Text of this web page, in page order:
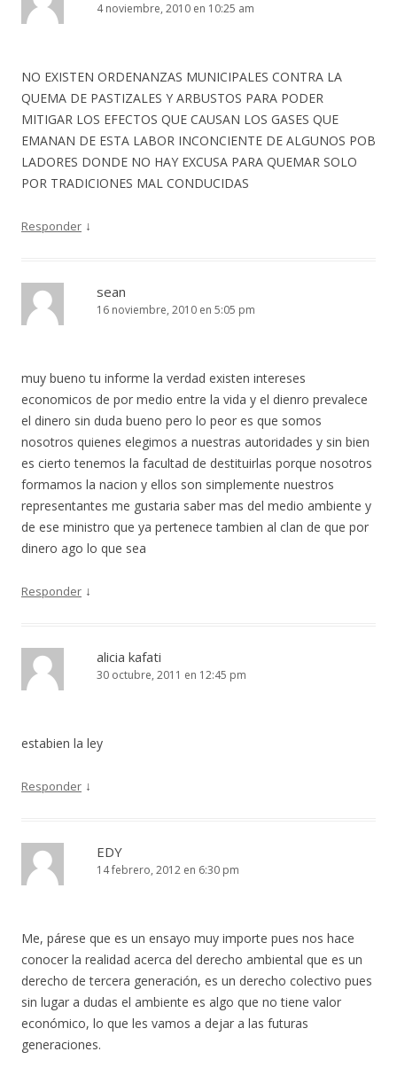
4 noviembre, 2010 en 10:25 am
NO EXISTEN ORDENANZAS MUNICIPALES CONTRA LA
QUEMA DE PASTIZALES Y ARBUSTOS PARA PODER
MITIGAR LOS EFECTOS QUE CAUSAN LOS GASES QUE
EMANAN DE ESTA LABOR INCONCIENTE DE ALGUNOS POB
LADORES DONDE NO HAY EXCUSA PARA QUEMAR SOLO
POR TRADICIONES MAL CONDUCIDAS
Responder ↓
sean
16 noviembre, 2010 en 5:05 pm
muy bueno tu informe la verdad existen intereses
economicos de por medio entre la vida y el dienro prevalece
el dinero sin duda bueno pero lo peor es que somos
nosotros quienes elegimos a nuestras autoridades y sin bien
es cierto tenemos la facultad de destituirlas porque nosotros
formamos la nacion y ellos son simplemente nuestros
representantes me gustaria saber mas del medio ambiente y
de ese ministro que ya pertenece tambien al clan de que por
dinero ago lo que sea
Responder ↓
alicia kafati
30 octubre, 2011 en 12:45 pm
estabien la ley
Responder ↓
EDY
14 febrero, 2012 en 6:30 pm
Me, párese que es un ensayo muy importe pues nos hace
conocer la realidad acerca del derecho ambiental que es un
derecho de tercera generación, es un derecho colectivo pues
sin lugar a dudas el ambiente es algo que no tiene valor
económico, lo que les vamos a dejar a las futuras
generaciones.